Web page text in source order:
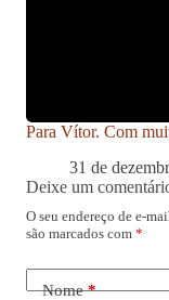
Para Vítor. Com
31 de
Deixe um
O seu endereço de e-
são marcados com *
Nome*